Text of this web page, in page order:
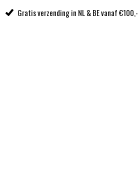
Gratis verzending in NL & BE vanaf €100,-